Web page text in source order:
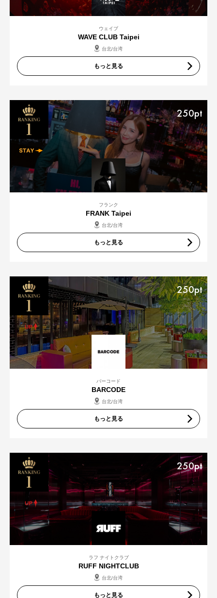
ウェイブ
WAVE CLUB Taipei
台北/台湾
もっと見る
250pt
フランク
FRANK Taipei
台北/台湾
もっと見る
250pt
バーコード
BARCODE
台北/台湾
もっと見る
250pt
ラフ ナイトクラブ
RUFF NIGHTCLUB
台北/台湾
もっと見る